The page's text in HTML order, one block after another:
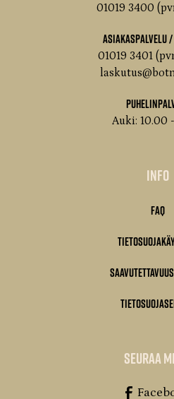
01019 3400
Asiakaspalvelu
01019 3401
Auki: 10.00
Info
FAQ
seuraa